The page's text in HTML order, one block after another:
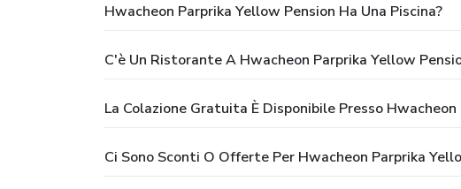
Hwacheon Parprika Yellow Pension Ha Una Piscina?
C'è Un Ristorante A Hwacheon Parprika Yellow
La Colazione Gratuita È Disponibile Presso
Ci Sono Sconti O Offerte Per Hwacheon Parprika